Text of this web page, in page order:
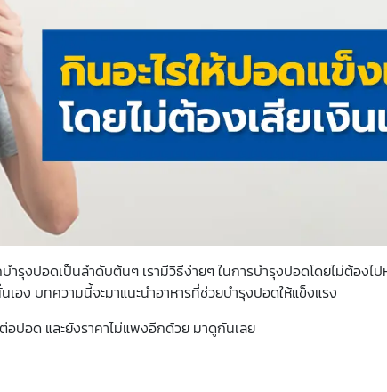
รุงปอดเป็นลำดับต้นๆ เรามีวิธีง่ายๆ ในการบำรุงปอดโดยไม่ต้องไ
อง บทความนี้จะมาแนะนำอาหารที่ช่วยบำรุงปอดให้แข็งแรง
อปอด และยังราคาไม่แพงอีกด้วย มาดูกันเลย